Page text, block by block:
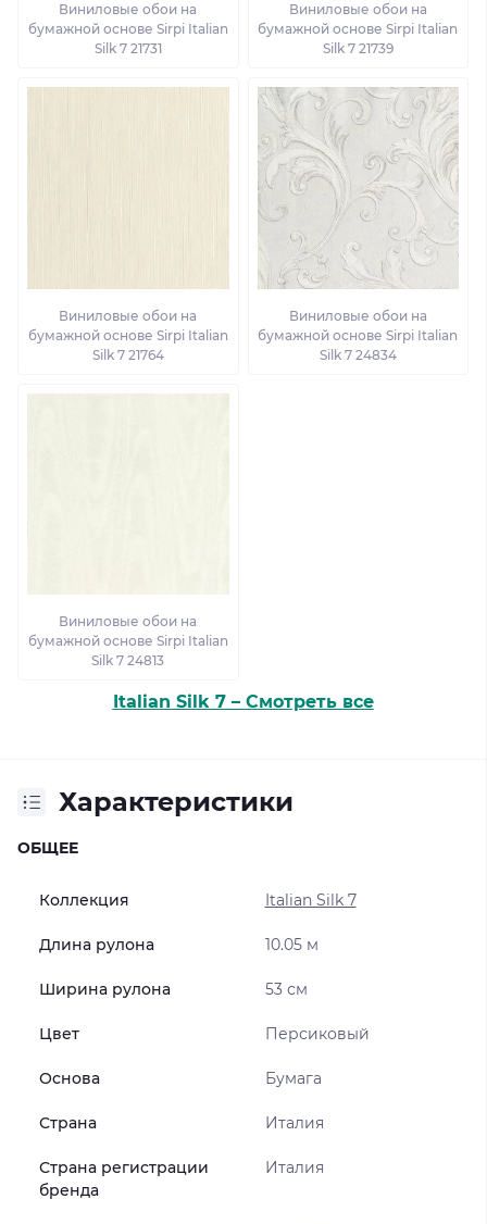
Виниловые обои на
бумажной основе Sirpi Italian
Silk 7 21731
Виниловые обои на
бумажной основе Sirpi Italian
Silk 7 21739
Виниловые обои на
бумажной основе Sirpi Italian
Silk 7 21764
Виниловые обои на
бумажной основе Sirpi Italian
Silk 7 24834
Виниловые обои на
бумажной основе Sirpi Italian
Silk 7 24813
Italian Silk 7 – Смотреть все
Характеристики
ОБЩЕЕ
Коллекция Italian Silk 7
Длина рулона 10.05 м
Ширина рулона 53 см
Цвет Персиковый
Основа Бумага
Страна Италия
Страна регистрации
бренда
Италия